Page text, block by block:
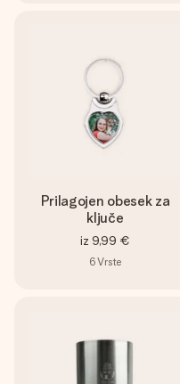
Prilagojen obesek za
ključe
iz 9,99 €
6Vrste